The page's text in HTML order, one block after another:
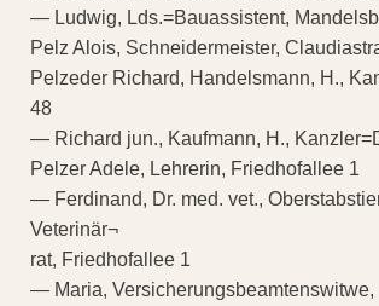
— Ludwig, Lds.=Bauassistent,
Pelz Alois, Schneidermeister,
Pelzeder Richard, Handelsmann, H.,
48
— Richard jun., Kaufmann, H.,
Pelzer Adele, Lehrerin, Friedhofallee 1
— Ferdinand, Dr. med. vet.,
Veterinär¬
rat, Friedhofallee 1
— Maria, Versicherungsbeamtenswitwe,